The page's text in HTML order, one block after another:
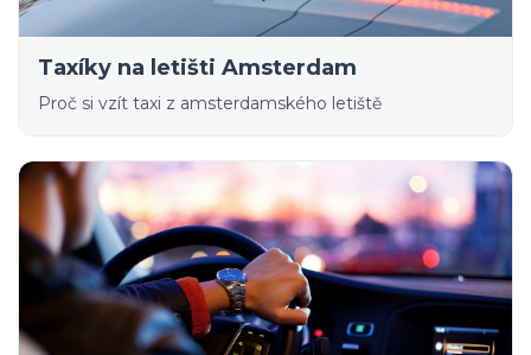
Taxíky na letišti Amsterdam
Proč si vzít taxi z amsterdamského letiště